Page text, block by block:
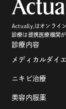
Actually,はオンライ
診療は提携医療機関
診療内容
メディカルダイ
ニキビ治療
美容内服薬